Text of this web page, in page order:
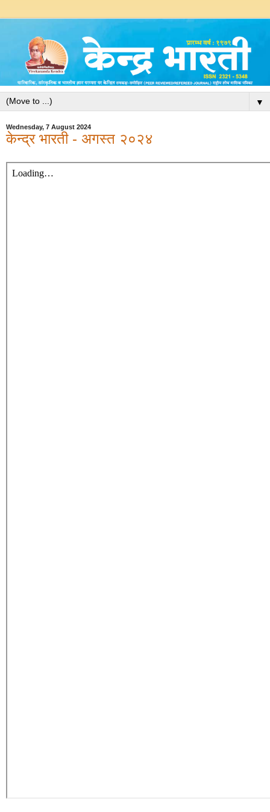
▼
Wednesday, 7 August 2024
केन्द्र भारती - अगस्त २०२४